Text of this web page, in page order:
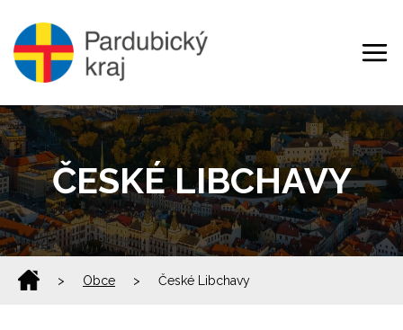
ČESKÉ LIBCHAVY
> Obce > České Libchavy